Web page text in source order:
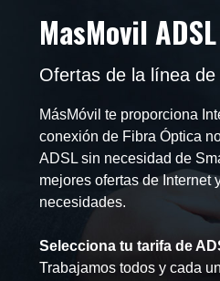
MasMovil ADSL
Ofertas de la línea de
MásMóvil te proporciona
conexión de Fibra Óptica
ADSL sin necesidad de
mejores ofertas de Internet
necesidades.
Selecciona tu tarifa de
Trabajamos todos y cada